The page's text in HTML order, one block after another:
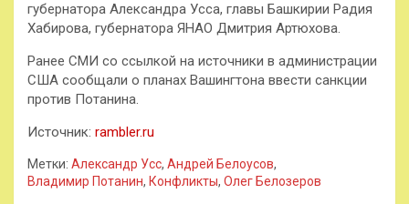
губернатора Александра Усса, главы Башкирии Радия
Хабирова, губернатора ЯНАО Дмитрия Артюхова.
Ранее СМИ со ссылкой на источники в администрации
США сообщали о планах Вашингтона ввести санкции
против Потанина.
Источник: rambler.ru
Метки: Александр Усс, Андрей Белоусов,
Владимир Потанин, Конфликты, Олег Белозеров